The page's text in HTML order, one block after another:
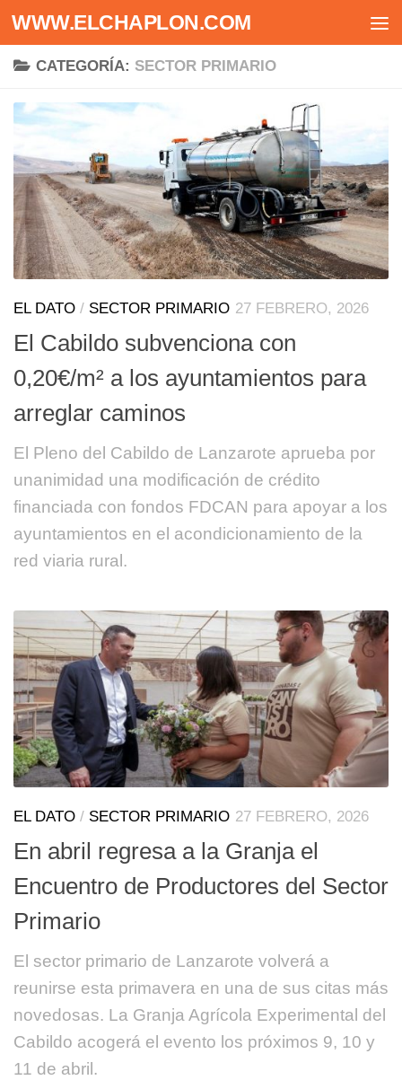
Saltar al contenido
WWW.ELCHAPLON.COM
CATEGORÍA: SECTOR PRIMARIO
EL DATO / SECTOR PRIMARIO 27 FEBRERO, 2026
El Cabildo subvenciona con
0,20€/m² a los ayuntamientos para
arreglar caminos
El Pleno del Cabildo de Lanzarote aprueba por
unanimidad una modificación de crédito
financiada con fondos FDCAN para apoyar a los
ayuntamientos en el acondicionamiento de la
red viaria rural.
EL DATO / SECTOR PRIMARIO 27 FEBRERO, 2026
En abril regresa a la Granja el
Encuentro de Productores del Sector
Primario
El sector primario de Lanzarote volverá a
reunirse esta primavera en una de sus citas más
novedosas. La Granja Agrícola Experimental del
Cabildo acogerá el evento los próximos 9, 10 y
11 de abril.